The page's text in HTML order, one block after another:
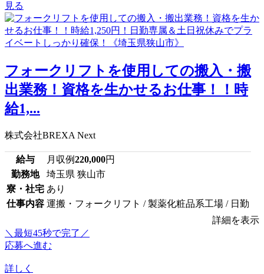
見る
フォークリフトを使用しての搬入・搬
出業務！資格を生かせるお仕事！！時
給1,...
株式会社BREXA Next
給与 月収例220,000円
勤務地
埼玉県 狭山市
寮・社宅 あり
仕事内容 運搬・フォークリフト / 製薬化粧品系工場 / 日勤
詳細を表示
＼最短45秒で完了／
応募へ進む
詳しく